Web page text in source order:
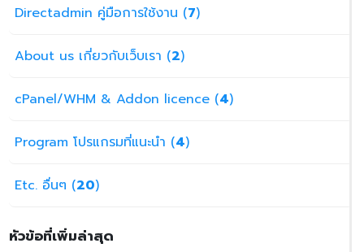
Directadmin คู่มือการใช้งาน (7)
About us เกี่ยวกับเว็บเรา (2)
cPanel/WHM & Addon licence (4)
Program โปรแกรมที่แนะนำ (4)
Etc. อื่นๆ (20)
หัวข้อที่เพิ่มล่าสุด